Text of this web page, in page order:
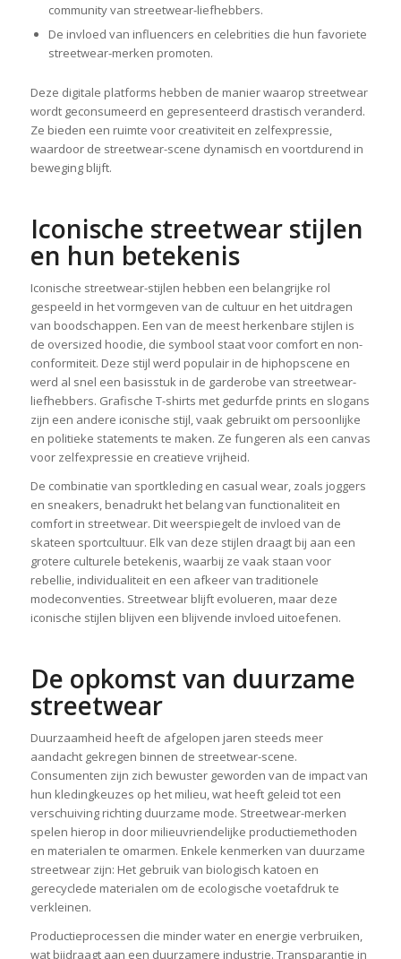
community van streetwear-liefhebbers.
De invloed van influencers en celebrities die hun favoriete
streetwear-merken promoten.
Deze digitale platforms hebben de manier waarop streetwear
wordt geconsumeerd en gepresenteerd drastisch veranderd.
Ze bieden een ruimte voor creativiteit en zelfexpressie,
waardoor de streetwear-scene dynamisch en voortdurend in
beweging blijft.
Iconische streetwear stijlen
en hun betekenis
Iconische streetwear-stijlen hebben een belangrijke rol
gespeeld in het vormgeven van de cultuur en het uitdragen
van boodschappen. Een van de meest herkenbare stijlen is
de oversized hoodie, die symbool staat voor comfort en non-
conformiteit. Deze stijl werd populair in de hiphopscene en
werd al snel een basisstuk in de garderobe van streetwear-
liefhebbers. Grafische T-shirts met gedurfde prints en slogans
zijn een andere iconische stijl, vaak gebruikt om persoonlijke
en politieke statements te maken. Ze fungeren als een canvas
voor zelfexpressie en creatieve vrijheid.
De combinatie van sportkleding en casual wear, zoals joggers
en sneakers, benadrukt het belang van functionaliteit en
comfort in streetwear. Dit weerspiegelt de invloed van de
skateen sportcultuur. Elk van deze stijlen draagt bij aan een
grotere culturele betekenis, waarbij ze vaak staan voor
rebellie, individualiteit en een afkeer van traditionele
modeconventies. Streetwear blijft evolueren, maar deze
iconische stijlen blijven een blijvende invloed uitoefenen.
De opkomst van duurzame
streetwear
Duurzaamheid heeft de afgelopen jaren steeds meer
aandacht gekregen binnen de streetwear-scene.
Consumenten zijn zich bewuster geworden van de impact van
hun kledingkeuzes op het milieu, wat heeft geleid tot een
verschuiving richting duurzame mode. Streetwear-merken
spelen hierop in door milieuvriendelijke productiemethoden
en materialen te omarmen. Enkele kenmerken van duurzame
streetwear zijn: Het gebruik van biologisch katoen en
gerecyclede materialen om de ecologische voetafdruk te
verkleinen.
Productieprocessen die minder water en energie verbruiken,
wat bijdraagt aan een duurzamere industrie. Transparantie in